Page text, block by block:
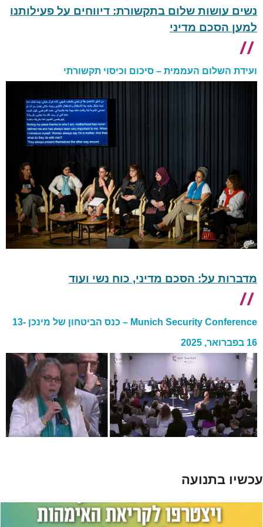
מדברות על: הסכם מדיני, כוח נשי ועוד
Munich Security Conference – כנס הביטחון של מינכן 13-
16 בפברואר, 2025
נשים עושות שלום בתקשורת: דיווחים על פעילותנו
למען הסכם מדיני
ועידת השלום העממית – סיכום וכיסוי תקשורתי
עכשיו בתנועה